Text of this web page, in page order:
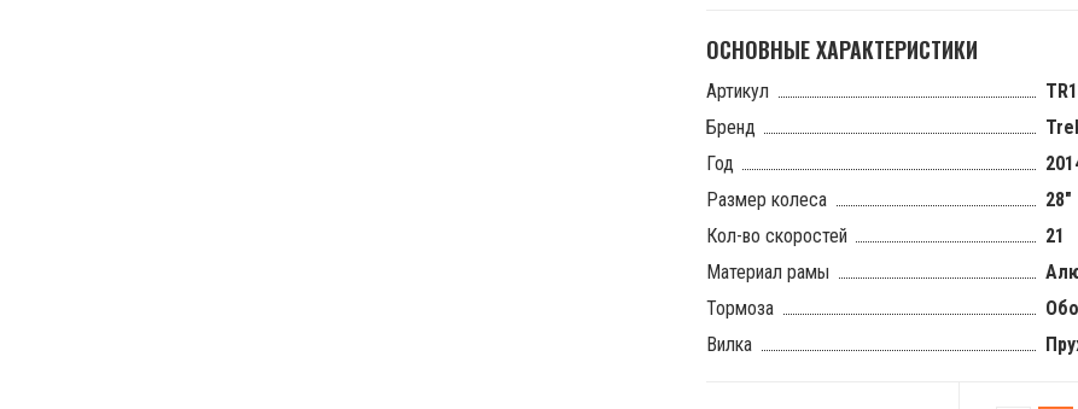
ОСНОВНЫЕ ХАРАКТЕРИСТИКИ
Артикул
Бренд
Год
Размер колеса
28"
Кол-во скоростей
21
Материал рамы
Тормоза
Вилка